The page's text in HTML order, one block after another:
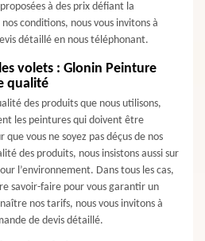
à des prix défiant la
conditions, nous vous invitons à
détaillé en nous téléphonant.
volets : Glonin Peinture
qualité
des produits que nous utilisons,
les peintures qui doivent être
que vous ne soyez pas déçus de nos
des produits, nous insistons aussi sur
l’environnement. Dans tous les cas,
savoir-faire pour vous garantir un
nos tarifs, nous vous invitons à
de devis détaillé.